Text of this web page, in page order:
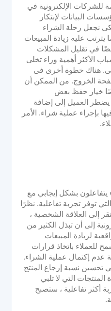
القوة
قصتنا
الشراكات
غرفة الأخبار
مدونة PayTabs
الوظائف
اتصل بنا
للشركات الإلكترونية في
البيانات لإبتكار
نجعل رحلة الشراء
يترتب عليه زيادة المبيعات
في تقليل المشكلات
الأكثر أهمية وراء تخلى
هناك خطوة أخرى فى
الخروج. من الممكن أن
خيار حفظ بعض
يضطر العميل إلى إضافة
بإجراء عملية شراء. الأمر
بشكل إيجابي مع
توفر تجربة تفاعلية. نظرًا
إلى العلاقة الشخصية ،
إلى أن تبذل الكثير من
لزيادة المبيعات
للعملاء باتخاذ قرارات
عدم إكتمال عملية الشراء.
تحسين نسبة إرجاع المنتج
التي لا تلبي
أكثر تفاعلية ، ستصبح